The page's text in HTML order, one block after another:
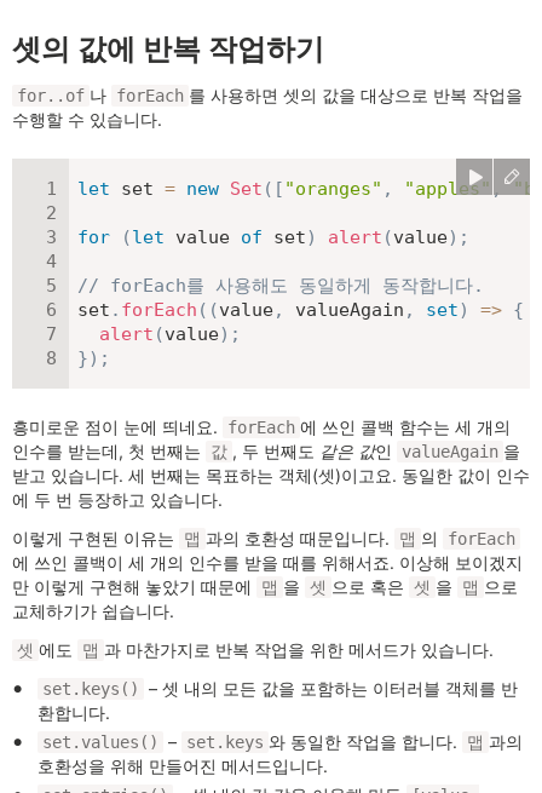
셋의 값에 반복 작업하기
for..of 나 forEach 를 사용하면 셋의 값을 대상으로 반복 작업을
수행할 수 있습니다.
let set = new Set ( [ "oranges" , "apples" ,
for (let value of set) alert (value) ;
// forEach를 사용해도 동일하게 동작합니다.
set . forEach ( (value, valueAgain , set) => {
alert (value) ;
}) ;
흥미로운 점이 눈에 띄네요. forEach 에 쓰인 콜백 함수는 세 개의
인수를 받는데, 첫 번째는
값 , 두 번째도 같은 값인 valueAgain 을
받고 있습니다. 세 번째는 목표하는 객체(셋)이고요. 동일한 값이 인수
에 두 번 등장하고 있습니다.
이렇게 구현된 이유는
맵 과의 호환성 때문입니다. 맵 의 forEach
에 쓰인 콜백이 세 개의 인수를 받을 때를 위해서죠. 이상해 보이겠지
만 이렇게 구현해 놓았기 때문에
맵 을 셋 으로 혹은 셋 을 맵 으로
교체하기가 쉽습니다.
셋 에도 맵 과 마찬가지로 반복 작업을 위한 메서드가 있습니다.
set.keys()
– 셋 내의 모든 값을 포함하는 이터러블 객체를 반
환합니다.
set.values() – set.keys 와 동일한 작업을 합니다. 맵 과의
호환성을 위해 만들어진 메서드입니다.